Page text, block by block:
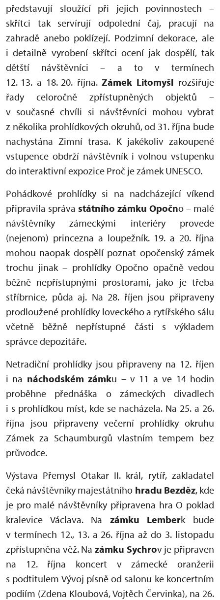
představují sloužící při jejich povinnostech –
skřítci tak servírují odpolední čaj, pracují na
zahradě anebo poklízejí. Podzimní dekorace, ale
i detailně vyrobení skřítci ocení jak dospělí, tak
dětští návštěvníci – a to v termínech
12.-13. a 18.-20. října.Zámek Litomyšl rozšiřuje
řady celoročně zpřístupněných objektů –
v současné chvíli si návštěvníci mohou vybrat
z několika prohlídkových okruhů, od 31. října bude
nachystána Zimní trasa. K jakékoliv zakoupené
vstupence obdrží návštěvník i volnou vstupenku
do interaktivní expozice Proč je zámek UNESCO.
Pohádkové prohlídky si na nadcházející víkend
připravila správa státního zámku Opočno – malé
návštěvníky zámeckými interiéry provede
(nejenom) princezna a loupežník. 19. a 20. října
mohou naopak dospělí poznat opočenský zámek
trochu jinak – prohlídky Opočno opačně vedou
běžně nepřístupnými prostorami, jako je třeba
stříbrnice, půda aj. Na 28. říjen jsou připraveny
prodloužené prohlídky loveckého a rytířského sálu
včetně běžně nepřístupné části s výkladem
správce depozitáře.
Netradiční prohlídky jsou připraveny na 12. říjen
i na náchodském zámku – v 11 a ve 14 hodin
proběhne přednáška o zámeckých divadlech
i s prohlídkou míst, kde se nacházela. Na 25. a 26.
října jsou připraveny večerní prohlídky okruhu
Zámek za Schaumburgů vlastním tempem bez
průvodce.
Výstava Přemysl Otakar II. král, rytíř, zakladatel
čeká návštěvníky majestátního hradu Bezděz, kde
je pro malé návštěvníky připravena hra O poklad
kralevice Václava. Na zámku Lemberk bude
v termínech 12., 13. a 26. října až do 3. listopadu
zpřístupněna věž. Na zámku Sychrov je připraven
na 12. října koncert v zámecké oranžerii
s podtitulem Vývoj písně od salonu ke koncertním
podiím (Zdena Kloubová, Vojtěch Červinka), na 26.